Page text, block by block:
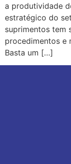
a produtividade
estratégico do
suprimentos tem
procedimentos e
Basta um […]